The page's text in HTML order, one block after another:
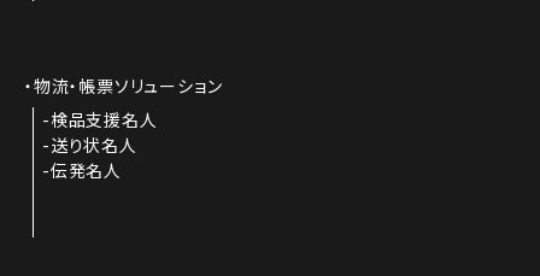
物流・帳票ソリューション
検品支援名人
送り状名人
伝発名人